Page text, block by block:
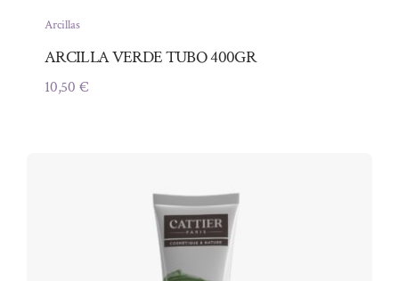
Arcillas
ARCILLA VERDE TUBO 400GR
10,50 €